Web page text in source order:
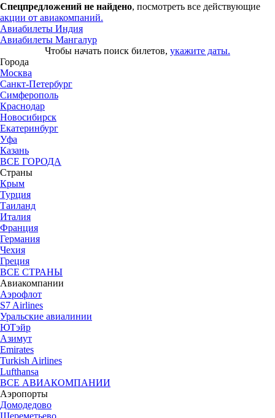
Спецпредложений не найдено, посмотреть все действующие
акции от авиакомпаний.
Авиабилеты Индия
Авиабилеты Мангалур
Чтобы начать поиск билетов, укажите даты.
Города
Москва
Санкт-Петербург
Симферополь
Краснодар
Новосибирск
Екатеринбург
Уфа
Казань
ВСЕ ГОРОДА
Страны
Крым
Турция
Таиланд
Италия
Франция
Германия
Чехия
Греция
ВСЕ СТРАНЫ
Авиакомпании
Аэрофлот
S7 Airlines
Уральские авиалинии
ЮТэйр
Азимут
Emirates
Turkish Airlines
Lufthansa
ВСЕ АВИАКОМПАНИИ
Аэропорты
Домодедово
Шереметьево